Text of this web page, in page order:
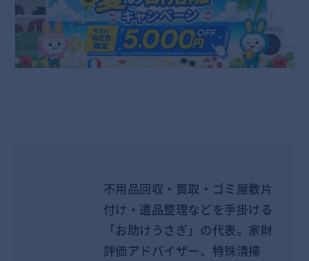
不用品回収・買取・ゴミ屋敷片
付け・遺品整理などを手掛ける
「お助けうさぎ」の代表。家財
評価アドバイザー、特殊清掃